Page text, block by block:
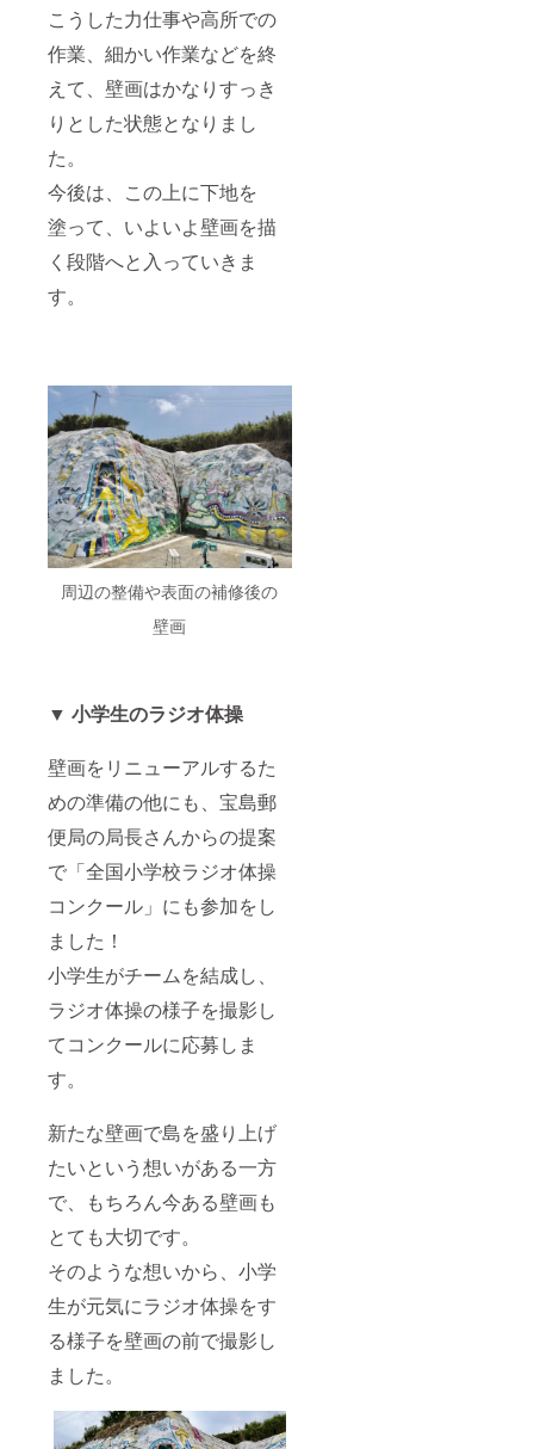
こうした力仕事や高所での
作業、細かい作業などを終
えて、壁画はかなりすっき
りとした状態となりまし
た。
今後は、この上に下地を
塗って、いよいよ壁画を描
く段階へと入っていきま
す。
周辺の整備や表面の補修後の
壁画
▼ 小学生のラジオ体操
壁画をリニューアルするた
めの準備の他にも、宝島郵
便局の局長さんからの提案
で「全国小学校ラジオ体操
コンクール」にも参加をし
ました！
小学生がチームを結成し、
ラジオ体操の様子を撮影し
てコンクールに応募しま
す。
新たな壁画で島を盛り上げ
たいという想いがある一方
で、もちろん今ある壁画も
とても大切です。
そのような想いから、小学
生が元気にラジオ体操をす
る様子を壁画の前で撮影し
ました。